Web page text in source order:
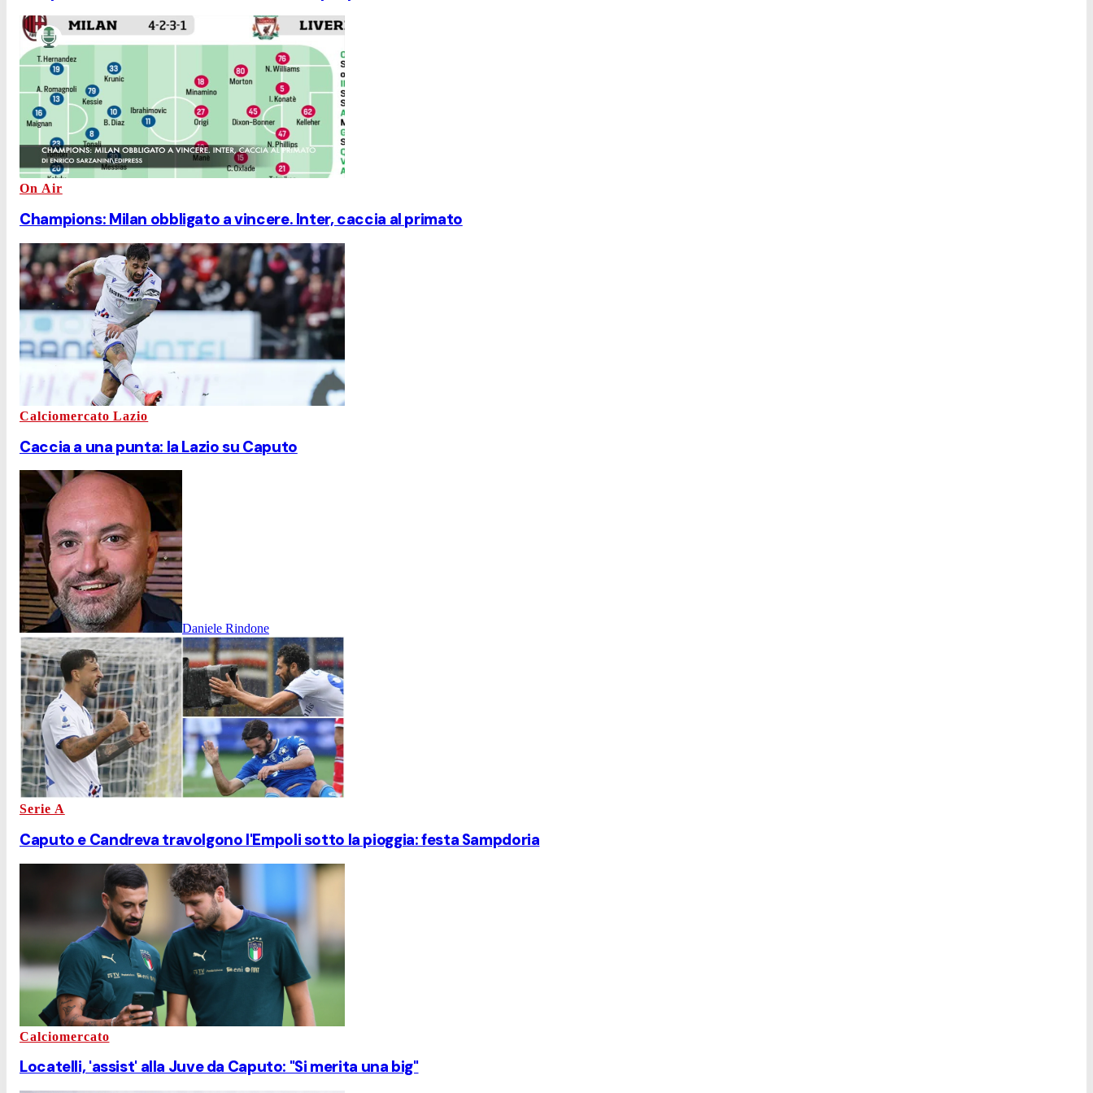
On Air
Champions: Milan obbligato a vincere. Inter, caccia al primato
Calciomercato Lazio
Caccia a una punta: la Lazio su Caputo
Daniele Rindone
Serie A
Caputo e Candreva travolgono l'Empoli sotto la pioggia: festa Sampdoria
Calciomercato
Locatelli, 'assist' alla Juve da Caputo: "Si merita una big"